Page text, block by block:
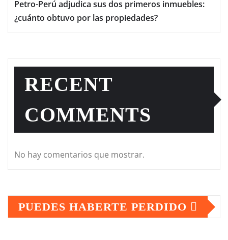
Petro-Perú adjudica sus dos primeros inmuebles:
¿cuánto obtuvo por las propiedades?
RECENT
COMMENTS
No hay comentarios que mostrar.
PUEDES HABERTE PERDIDO